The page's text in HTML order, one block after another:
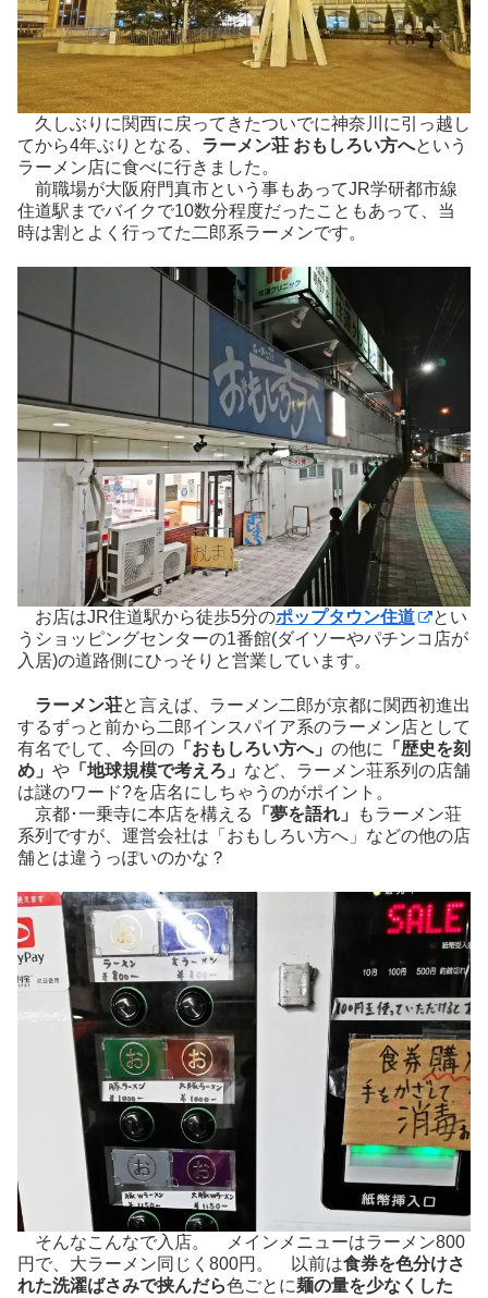
久しぶりに関西に戻ってきたついでに神奈川に引っ越し
てから4年ぶりとなる、 ラーメン荘 おもしろい方へという
ラーメン店に食べに行きました。
前職場が大阪府門真市という事もあってJR学研都市線
住道駅までバイクで10数分程度だったこともあって、当
時は割とよく行ってた二郎系ラーメンです。
お店はJR住道駅から徒歩5分のポップタウン住道
とい
うショッピングセンターの1番館(ダイソーやパチンコ店が
入居)の道路側にひっそりと営業しています。
ラーメン荘と言えば、ラーメン二郎が京都に関西初進出
するずっと前から二郎インスパイア系のラーメン店として
有名でして、今回の 「おもしろい方へ」 の他に
「歴史を刻
め」 や 「地球規模で考えろ」 など、ラーメン荘系列の店舗
は謎のワード?を店名にしちゃうのがポイント。
京都･一乗寺に本店を構える
「夢を語れ」
もラーメン荘
系列ですが、運営会社は「おもしろい方へ」などの他の店
舗とは違うっぽいのかな？
そんなこんなで入店。 メインメニューはラーメン800
円で、大ラーメン同じく800円。 以前は食券を色分けさ
れた洗濯ばさみで挟んだら色ごとに麺の量を少なくした